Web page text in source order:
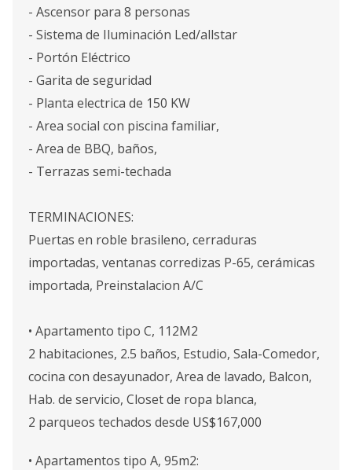
- Ascensor para 8 personas
- Sistema de Iluminación Led/allstar
- Portón Eléctrico
- Garita de seguridad
- Planta electrica de 150 KW
- Area social con piscina familiar,
- Area de BBQ, baños,
- Terrazas semi-techada
TERMINACIONES:
Puertas en roble brasileno, cerraduras
importadas, ventanas corredizas P-65, cerámicas
importada, Preinstalacion A/C
• Apartamento tipo C, 112M2
2 habitaciones, 2.5 baños, Estudio, Sala-Comedor,
cocina con desayunador, Area de lavado, Balcon,
Hab. de servicio, Closet de ropa blanca,
2 parqueos techados desde US$167,000
• Apartamentos tipo A, 95m2: